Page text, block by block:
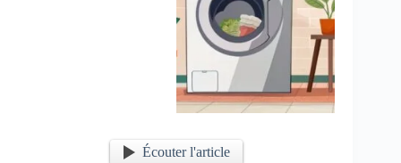
Écouter l'article